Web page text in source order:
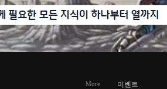
More 이벤트